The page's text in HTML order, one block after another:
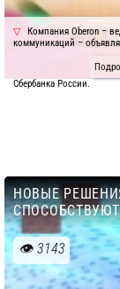
Компания Oberon –
коммуникаций –
Сбербанка России.
НОВЫЕ РЕШЕНИЯ
3143